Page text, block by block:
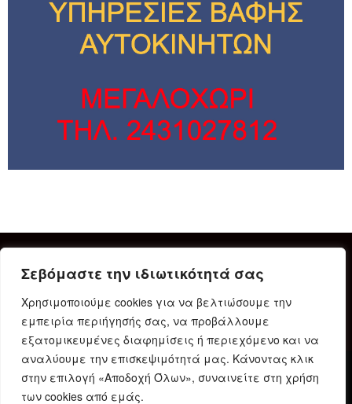
Σεβόμαστε την ιδιωτικότητά σας
Χρησιμοποιούμε cookies για να βελτιώσουμε την
εμπειρία περιήγησής σας, να προβάλλουμε
εξατομικευμένες διαφημίσεις ή περιεχόμενο και να
αναλύουμε την επισκεψιμότητά μας. Κάνοντας κλικ
στην επιλογή «Αποδοχή Όλων», συναινείτε στη χρήση
των cookies από εμάς.
Δήλωση Συμμόρφωσης Ταυτότητα
Όροι χρήσης
Πολιτική προστασίας προσωπικών δεδομένων